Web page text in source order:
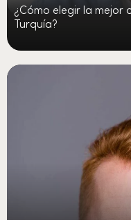
¿Cómo elegir la mejor
Turquía?